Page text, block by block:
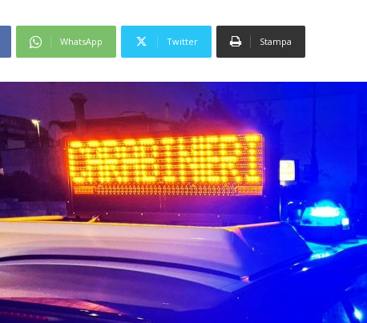
WhatsApp Twitter Stampa